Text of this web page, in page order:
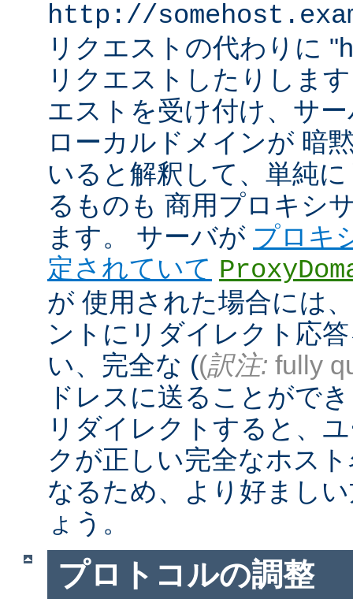
http://
リクエストの代わりに
リクエストしたりしま
エストを受け付け、サ
ローカルドメインが 暗
いると解釈して、単純
るものも 商用プロキシ
ます。 サーバが プロキ
定されていて
が 使用された場合には
ントにリダイレクト応
い、完全な ((訳注: fully
ドレスに送ることがで
リダイレクトすると、
クが正しい完全なホス
なるため、より好まし
ょう。
プロトコルの調整